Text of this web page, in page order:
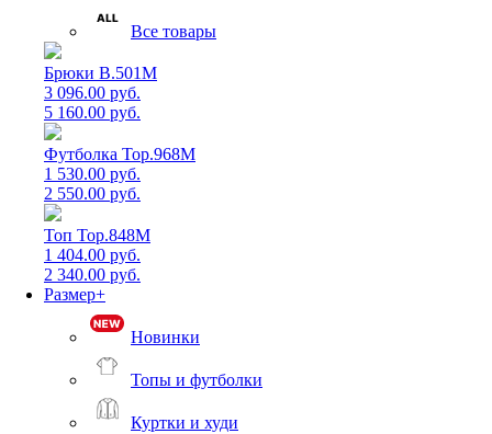
Все товары
Брюки B.501M
3 096.00 руб.
5 160.00 руб.
Футболка Top.968M
1 530.00 руб.
2 550.00 руб.
Топ Top.848M
1 404.00 руб.
2 340.00 руб.
Размер+
Новинки
Топы и футболки
Куртки и худи